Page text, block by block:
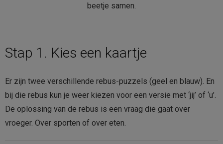
beetje samen.
Stap 1. Kies een kaartje
Er zijn twee verschillende rebus-puzzels (geel en blauw). En
bij die rebus kun je weer kiezen voor een versie met ‘jij’ of ‘u’.
De oplossing van de rebus is een vraag die gaat over
vroeger. Over sporten of over eten.